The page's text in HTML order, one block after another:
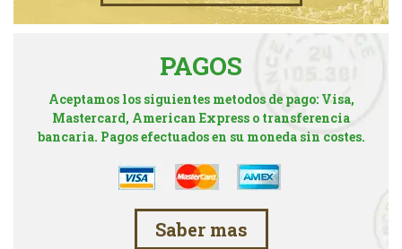
PAGOS
Aceptamos los siguientes metodos de pago: Visa,
Mastercard, American Express o transferencia
bancaria. Pagos efectuados en su moneda sin costes.
Saber mas